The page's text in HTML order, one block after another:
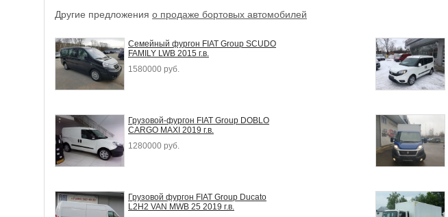
Другие предложения о продаже бортовых автомобилей
Семейный фургон FIAT Group SCUDO
FAMILY LWB 2015 г.в.
1580000 руб.
Грузовой-фургон FIAT Group DOBLO
CARGO MAXI 2019 г.в.
1280000 руб.
Грузовой фургон FIAT Group Ducato
L2H2 VAN MWB 25 2019 г.в.